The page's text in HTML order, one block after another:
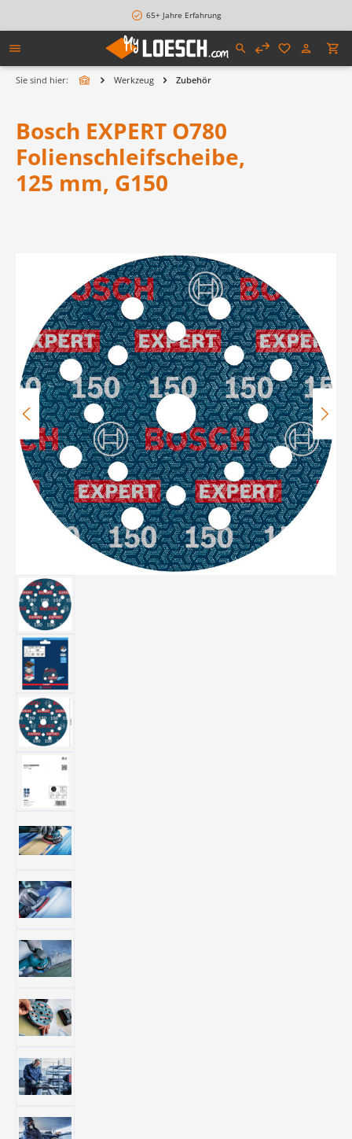
65+ Jahre Erfahrung
Sie sind hier: Werkzeug Zubehör
Bosch EXPERT O780
Folienschleifscheibe,
125 mm, G150
Bildergalerie überspringen